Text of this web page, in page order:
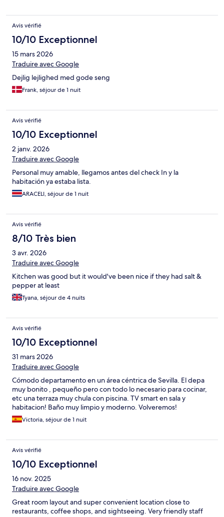
Avis vérifié
10/10 Exceptionnel
15 mars 2026
Traduire avec Google
Dejlig lejlighed med gode seng
Frank, séjour de 1 nuit
Avis vérifié
10/10 Exceptionnel
2 janv. 2026
Traduire avec Google
Personal muy amable, llegamos antes del check In y la
habitación ya estaba lista.
ARACELI, séjour de 1 nuit
Avis vérifié
8/10 Très bien
3 avr. 2026
Traduire avec Google
Kitchen was good but it would've been nice if they had salt &
pepper at least
Tyana, séjour de 4 nuits
Avis vérifié
10/10 Exceptionnel
31 mars 2026
Traduire avec Google
Cómodo departamento en un área céntrica de Sevilla. El depa
muy bonito , pequeño pero con todo lo necesario para cocinar,
etc una terraza muy chula con piscina. TV smart en sala y
habitacion! Baño muy limpio y moderno. Volveremos!
Victoria, séjour de 1 nuit
Avis vérifié
10/10 Exceptionnel
16 nov. 2025
Traduire avec Google
Great room layout and super convenient location close to
restaurants, coffee shops, and sightseeing. Very friendly staff